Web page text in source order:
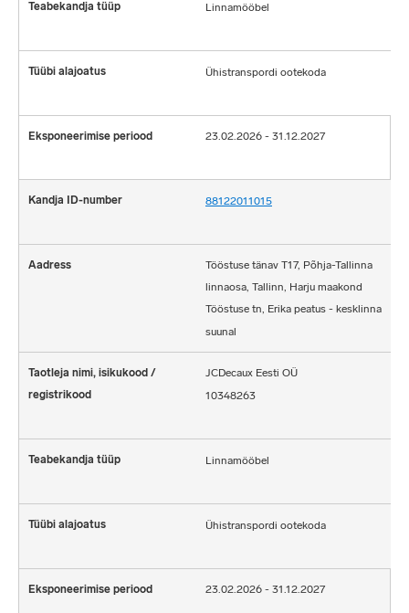
Linnamööbel
Ühistranspordi ootekoda
23.02.2026 - 31.12.2027
88122011015
Tööstuse tänav T17, Põhja-Tallinna
linnaosa, Tallinn, Harju maakond
Tööstuse tn, Erika peatus - kesklinna
suunal
JCDecaux Eesti OÜ
10348263
Linnamööbel
Ühistranspordi ootekoda
23.02.2026 - 31.12.2027